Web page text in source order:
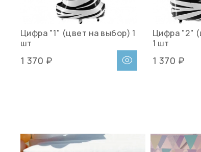
Цифра "1" (цвет на выбор) 1
шт
1 370 ₽
Цифра "2"
1 шт
1 370 ₽